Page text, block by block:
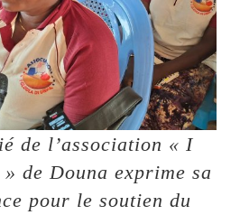
de l’association « I
de Douna exprime sa
pour le soutien du